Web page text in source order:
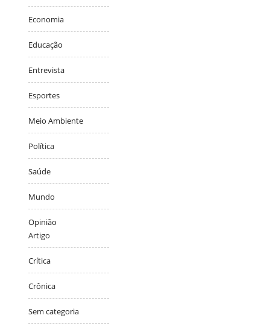
Economia
Educação
Entrevista
Esportes
Meio Ambiente
Política
Saúde
Mundo
Opinião
Artigo
Crítica
Crônica
Sem categoria